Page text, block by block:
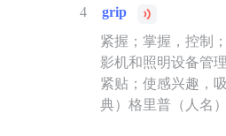
4
grip
紧握；掌握，控制
影机和照明设备管
紧贴；使感兴趣，
典）格里普（人名）